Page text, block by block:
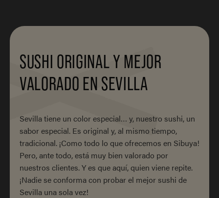
SUSHI ORIGINAL Y MEJOR
VALORADO EN SEVILLA
Sevilla tiene un color especial… y, nuestro sushi, un
sabor especial. Es original y, al mismo tiempo,
tradicional. ¡Como todo lo que ofrecemos en Sibuya!
Pero, ante todo, está muy bien valorado por
nuestros clientes. Y es que aquí, quien viene repite.
¡Nadie se conforma con probar el mejor sushi de
Sevilla una sola vez!